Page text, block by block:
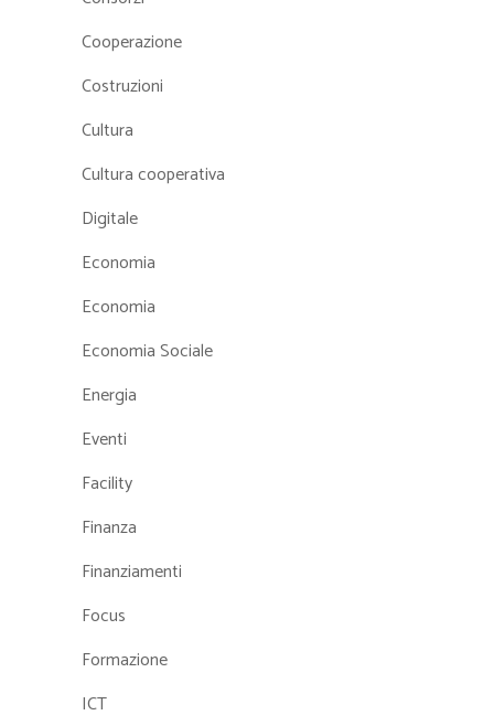
Cooperazione
Costruzioni
Cultura
Cultura cooperativa
Digitale
Economia
Economia
Economia Sociale
Energia
Eventi
Facility
Finanza
Finanziamenti
Focus
Formazione
ICT